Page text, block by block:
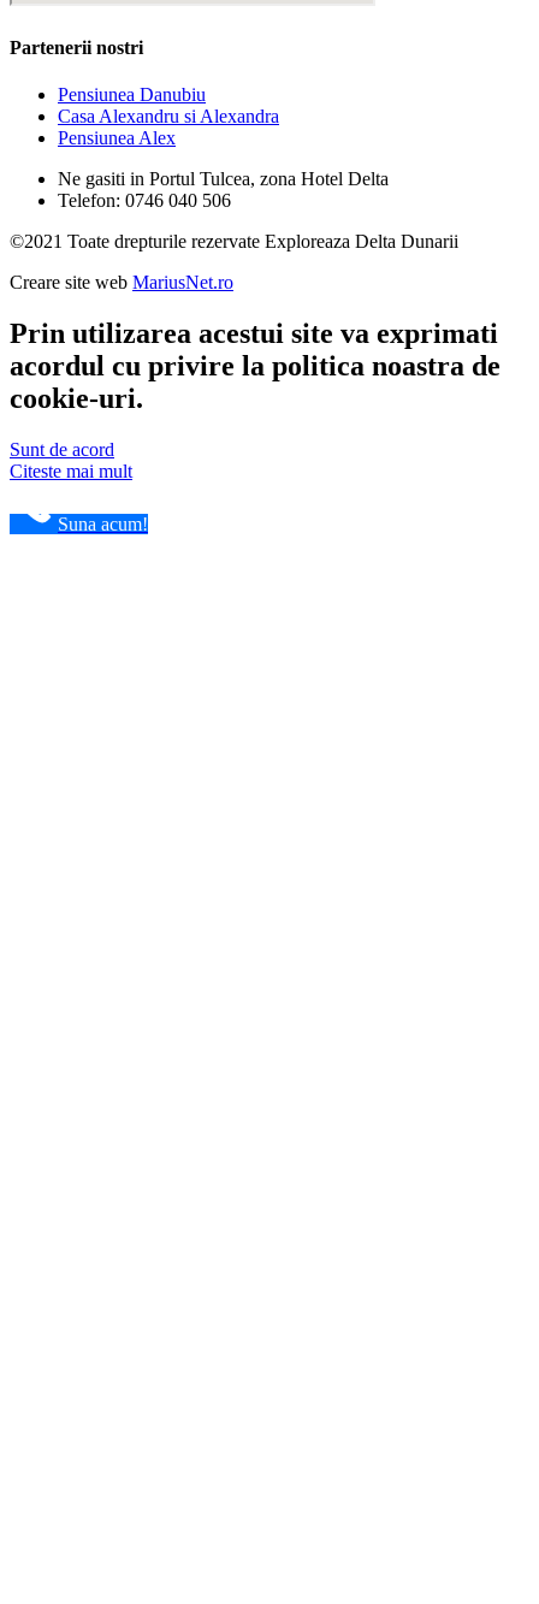
Partenerii nostri
Pensiunea Danubiu
Casa Alexandru si Alexandra
Pensiunea Alex
Ne gasiti in Portul Tulcea, zona Hotel Delta
Telefon: 0746 040 506
©2021 Toate drepturile rezervate Exploreaza Delta Dunarii
Creare site web MariusNet.ro
Prin utilizarea acestui site va exprimati
acordul cu privire la politica noastra de
cookie-uri.
Sunt de acord
Citeste mai mult
Suna acum!